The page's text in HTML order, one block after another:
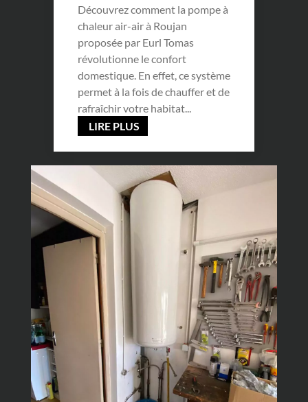
Découvrez comment la pompe à
chaleur air-air à Roujan
proposée par Eurl Tomas
révolutionne le confort
domestique. En effet, ce système
permet à la fois de chauffer et de
rafraîchir votre habitat...
LIRE PLUS